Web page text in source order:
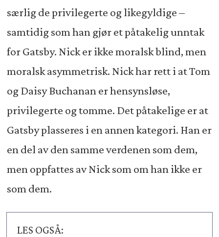
særlig de privilegerte og likegyldige –
samtidig som han gjør et påtakelig unntak
for Gatsby. Nick er ikke moralsk blind, men
moralsk asymmetrisk. Nick har rett i at Tom
og Daisy Buchanan er hensynsløse,
privilegerte og tomme. Det påtakelige er at
Gatsby plasseres i en annen kategori. Han er
en del av den samme verdenen som dem,
men oppfattes av Nick som om han ikke er
som dem.
LES OGSÅ: